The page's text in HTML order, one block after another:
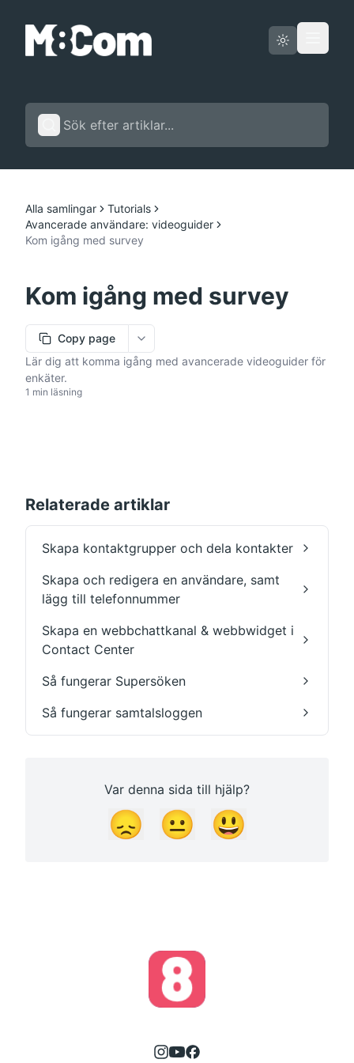
Svenska
Alla samlingar
Tutorials
Avancerade användare: videoguider
Kom igång med survey
Kom igång med survey
Copy page
More options
Lär dig att komma igång med avancerade videoguider för
enkäter.
1 min läsning
Relaterade artiklar
Skapa kontaktgrupper och dela kontakter
Skapa och redigera en användare, samt
lägg till telefonnummer
Skapa en webbchattkanal & webbwidget i
Contact Center
Så fungerar Supersöken
Så fungerar samtalsloggen
Var denna sida till hjälp?
😞 😐 😃